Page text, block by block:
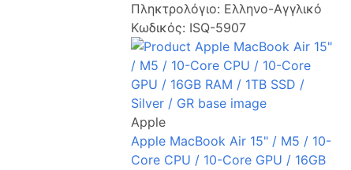
Πληκτρολόγιο: Ελληνο-Αγγλικό
Κωδικός: ISQ-5907
Apple
Apple MacBook Air 15" / M5 / 10-
Core CPU / 10-Core GPU / 16GB